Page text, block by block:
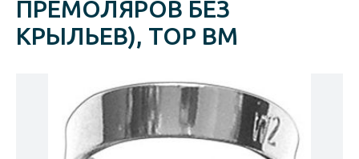
ПРЕМОЛЯРОВ БЕЗ
КРЫЛЬЕВ), ТОР ВМ